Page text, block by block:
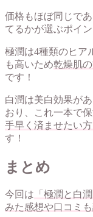
価格もほぼ同じで
てるかが選ぶポイ
極潤は4種類のヒア
も高いため乾燥肌
です！
白潤は美白効果が
おり、これ一本で
手早く済ませたい
す！
まとめ
今回は 「極潤と白
みた感想や口コミも